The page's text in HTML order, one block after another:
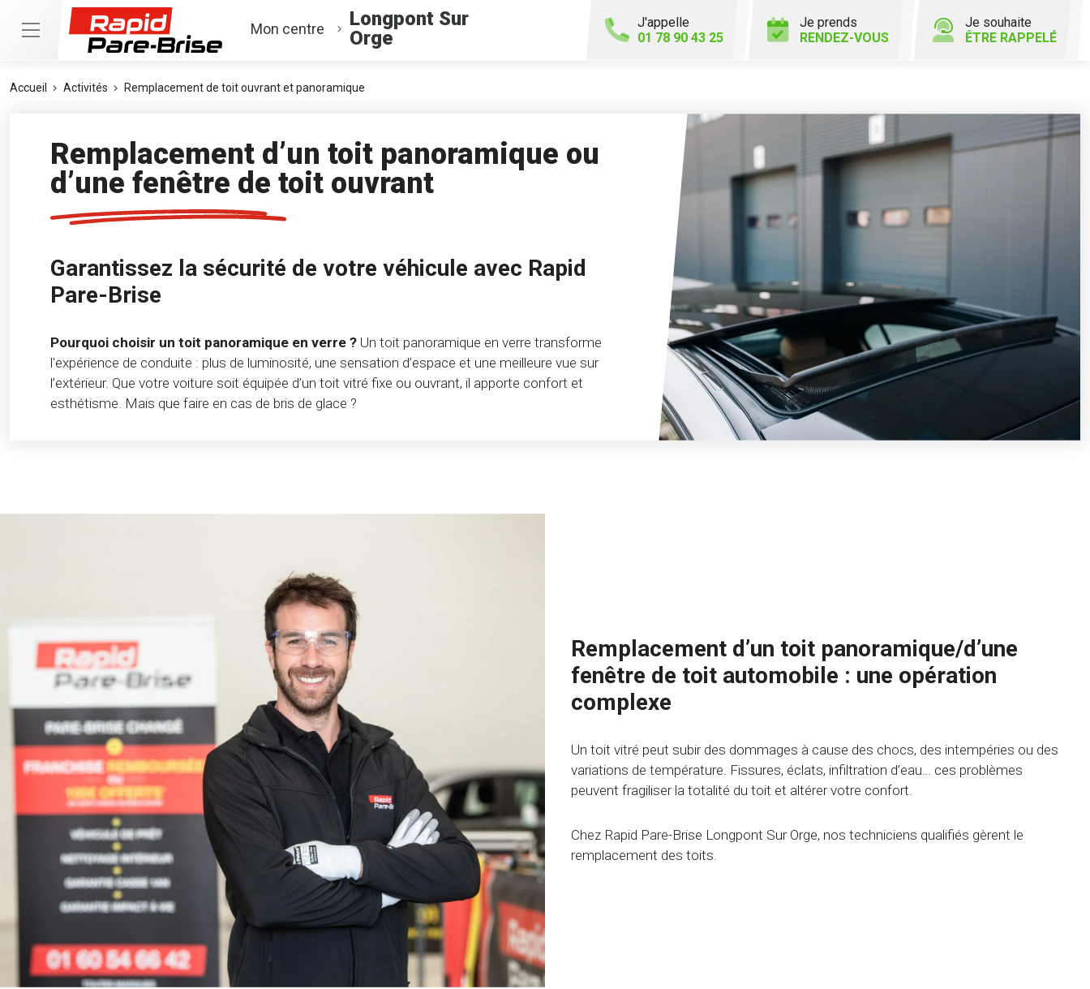
Mon centre
Longpont Sur
Orge
J'appelle
01 78 90 43 25
Je prends
RENDEZ-VOUS
Je souhaite
ÊTRE RAPPELÉ
Accueil Activités Remplacement de toit ouvrant et panoramique
Remplacement d’un toit panoramique ou
d’une fenêtre de toit ouvrant
Garantissez la sécurité de votre véhicule avec Rapid
Pare-Brise
Pourquoi choisir un toit panoramique en verre ? Un toit panoramique en verre transforme
l'expérience de conduite : plus de luminosité, une sensation d’espace et une meilleure vue sur
l’extérieur. Que votre voiture soit équipée d’un toit vitré fixe ou ouvrant, il apporte confort et
esthétisme. Mais que faire en cas de bris de glace ?
Remplacement d’un toit panoramique/d’une
fenêtre de toit automobile : une opération
complexe
Un toit vitré peut subir des dommages à cause des chocs, des intempéries ou des
variations de température. Fissures, éclats, infiltration d’eau… ces problèmes
peuvent fragiliser la totalité du toit et altérer votre confort.
Chez Rapid Pare-Brise Longpont Sur Orge, nos techniciens qualifiés gèrent le
remplacement des toits.